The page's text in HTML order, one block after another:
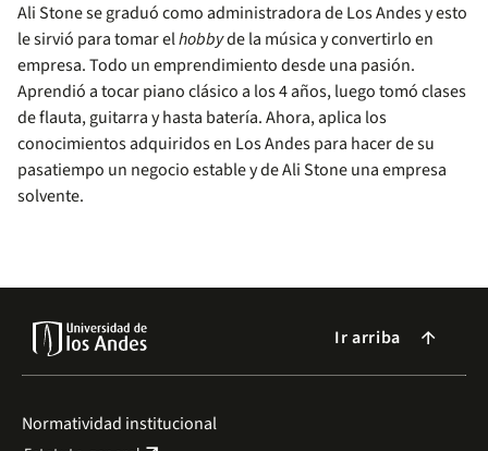
Ali Stone se graduó como administradora de Los Andes y esto
le sirvió para tomar elhobbyde la música y convertirlo en
empresa. Todo un emprendimiento desde una pasión.
Aprendió a tocar piano clásico a los 4 años, luego tomó clases
de flauta, guitarra y hasta batería. Ahora, aplica los
conocimientos adquiridos en Los Andes para hacer de su
pasatiempo un negocio estable y de Ali Stone una empresa
solvente.
Ir arriba arrow_forward
Normatividad institucional